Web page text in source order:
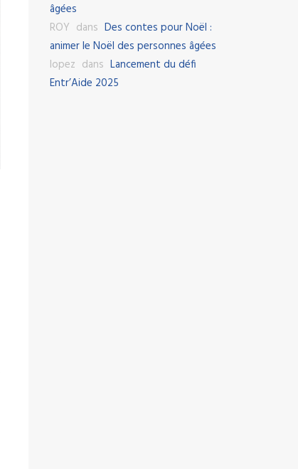
âgées
ROY dans Des contes pour Noël :
animer le Noël des personnes âgées
lopez dans Lancement du défi
Entr’Aide 2025